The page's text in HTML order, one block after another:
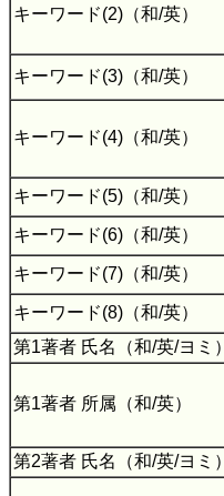
キーワード(2)（和/英）
キーワード(3)（和/英）
キーワード(4)（和/英）
キーワード(5)（和/英）
キーワード(6)（和/英）
キーワード(7)（和/英）
キーワード(8)（和/英）
第1著者 氏名（和/英/ヨミ）
第1著者 所属（和/英）
第2著者 氏名（和/英/ヨミ）